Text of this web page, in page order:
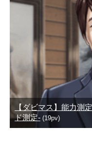
【ダビマス】能力測
ド測定- (19pv)